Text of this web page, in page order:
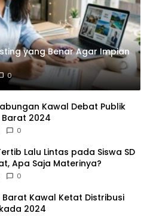
yang Benar Agar Impian
0
Kawal Debat Publik
Barat 2024
0
Lalu Lintas pada Siswa SD
Apa Saja Materinya?
0
Barat Kawal Ketat Distribusi
2024